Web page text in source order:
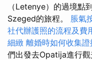
（Letenye）的過境點
Szeged的旅程。 脹氣
社代辦護照的流程及費
細緻 離婚時如何收集
們出發去Opatija進行觀